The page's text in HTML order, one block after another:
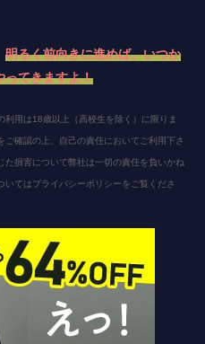
明るく前向きに進めば、いつか
ってきますよ！
用は18歳以上（高校生を除く）に限りま
確認の上、自己の責任においてご利用下さ
た損害について弊社は一切の責任を負いかね
てはプライバシーポリシーをご覧くださ